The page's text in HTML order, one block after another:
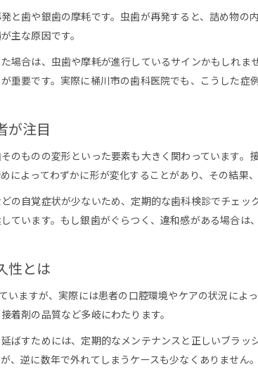
接着剤の劣化による銀歯の外れやす
劣化した接着剤が銀歯に及ぼ
歯医者が推奨する銀歯再接着
歯医者が提案する銀歯トラブル
歯医者が教える再発しない銀
毎日の歯磨きが銀歯の長持ちに
歯医者推奨の歯間ブラシ活用
銀歯トラブル防止にはプロの
と歯や銀歯の摩耗です。虫歯が再発すると、詰め物
主な原因です。
場合は、虫歯や摩耗が進行しているサインかもしれ
重要です。実際に桶川市の歯科医院でも、こうした症
が注目
のものの変形といった要素も大きく関わっています
によってわずかに形が変化することがあり、その結果
の自覚症状が少ないため、定期的な歯科検診でチェ
ています。もし銀歯がぐらつく、違和感がある場合は
性とは
いますが、実際には患者の口腔環境やケアの状況に
着剤の品質など多岐にわたります。
ばすためには、定期的なメンテナンスと正しいブラ
、逆に数年で外れてしまうケースも少なくありませ